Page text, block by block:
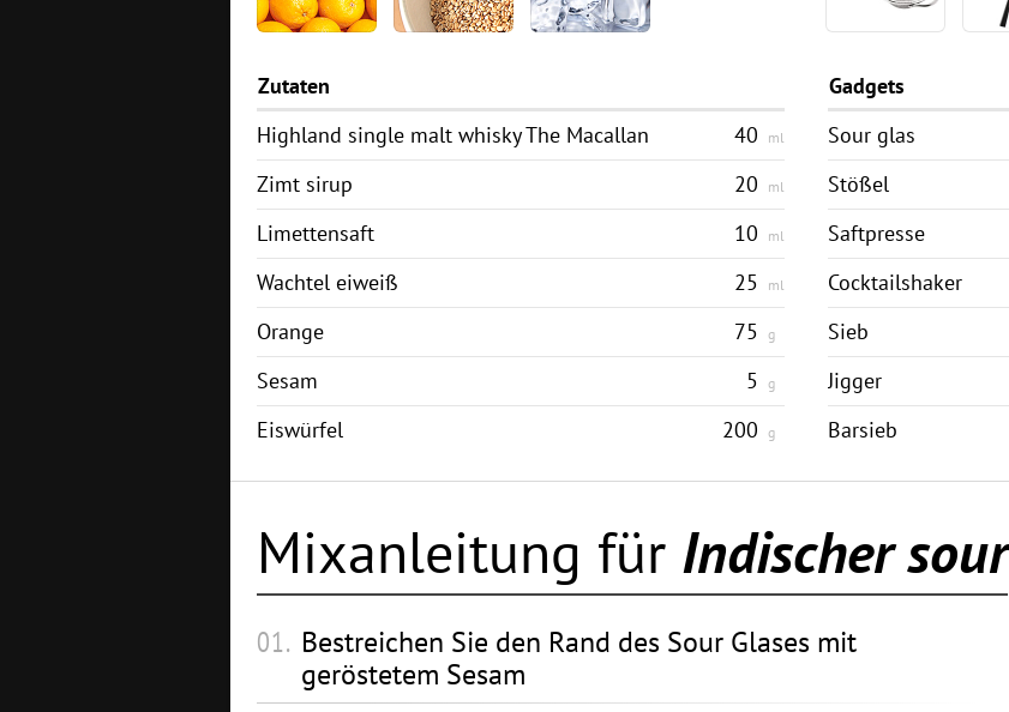
Zutaten
Highland single malt whiskyThe Macallan 40 ml
Zimt sirup 20 ml
Limettensaft 10 ml
Wachtel eiweiß 25 ml
Orange 75 g
Sesam 5 g
Eiswürfel 200 g
Gadgets
Sour glas
Stößel
Saftpresse
Cocktailshaker
Sieb
Jigger
Barsieb
Mixanleitung für Indischer sour
Bestreichen Sie den Rand des Sour Glases mit
geröstetem Sesam